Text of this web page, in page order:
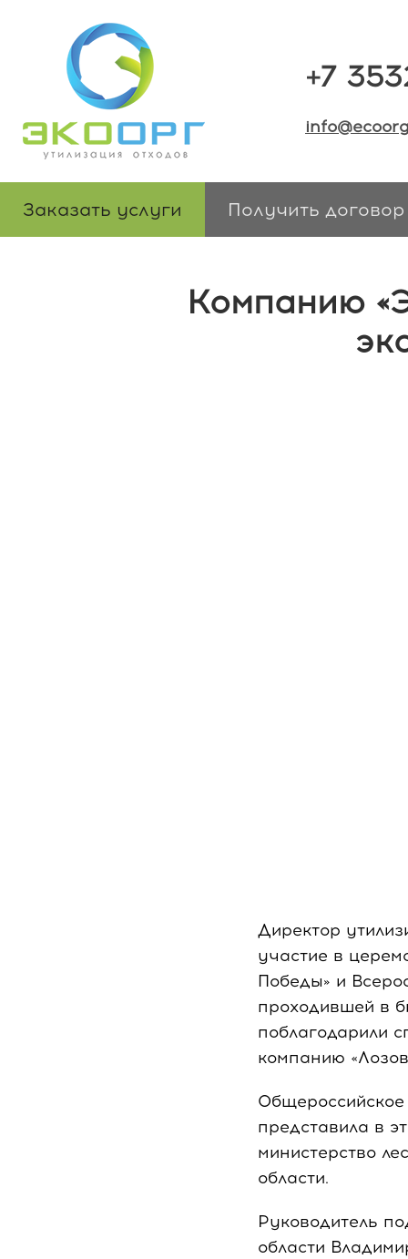
+7
Заказать услуги Получить договор
Компанию
Директор
участие в
Победы» и
проходившей в
поблагодарили
компанию
представила в
министерство
области.
Руководитель
области